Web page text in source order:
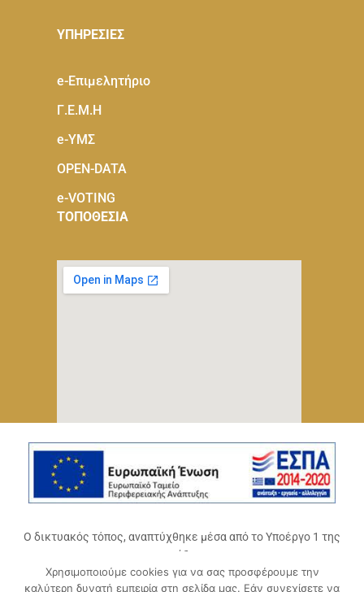
ΥΠΗΡΕΣΙΕΣ
e-Eπιμελητήριο
Γ.Ε.Μ.Η
e-ΥΜΣ
OPEN-DATA
e-VOTING
ΤΟΠΟΘΕΣΙΑ
Ο δικτυακός τόπος, αναπτύχθηκε μέσα από το Υποέργο 1 της
πράξης
«Ψηφιακό Οικοσύστημα Επιχειρηματικότητας του
Χρησιμοποιούμε cookies για να σας προσφέρουμε την
καλύτερη δυνατή εμπειρία στη σελίδα μας. Εάν συνεχίσετε να